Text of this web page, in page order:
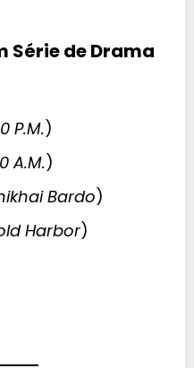
Série de Drama
P.M.)
A.M.)
Bardo)
Harbor)